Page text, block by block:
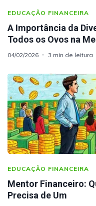
EDUCAÇÃO FINANCEIRA
A Importância da
Todos os Ovos na
04/02/2026 3 min de leitura
EDUCAÇÃO FINANCEIRA
Mentor Financeiro:
Precisa de Um